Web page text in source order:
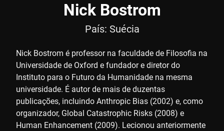
Nick Bostrom
País: Suécia
Nick Bostrom é professor na faculdade de Filosofia na
Universidade de Oxford e fundador e diretor do
Instituto para o Futuro da Humanidade na mesma
universidade. É autor de mais de duzentas
publicações, incluindo Anthropic Bias (2002) e, como
organizador, Global Catastrophic Risks (2008) e
Human Enhancement (2009). Lecionou anteriormente